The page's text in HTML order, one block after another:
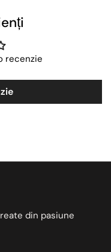
recenzie
din pasiune